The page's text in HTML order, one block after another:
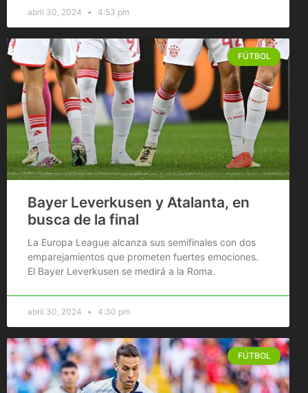
abril 30, 2024 4:53 pm
FÚTBOL
Bayer Leverkusen y Atalanta, en
busca de la final
La Europa League alcanza sus semifinales con dos
emparejamientos que prometen fuertes emociones.
El Bayer Leverkusen se medirá a la Roma.
abril 30, 2024 4:30 pm
FÚTBOL